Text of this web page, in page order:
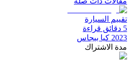
تقييم السيارة
5 دقائق قراءة
2023 كيا بيجاس
مدة الاشتراك